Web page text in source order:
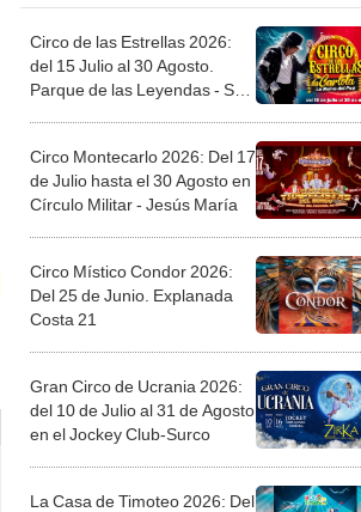
Circo de las Estrellas 2026:
del 15 Julio al 30 Agosto.
Parque de las Leyendas - San
Circo Montecarlo 2026: Del 17
de Julio hasta el 30 Agosto en
Círculo Militar - Jesús María
Circo Místico Condor 2026:
Del 25 de Junio. Explanada
Costa 21
Gran Circo de Ucrania 2026:
del 10 de Julio al 31 de Agosto
en el Jockey Club-Surco
La Casa de Timoteo 2026: Del